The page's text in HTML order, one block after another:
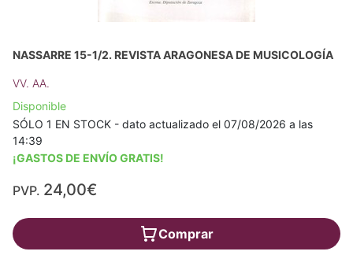
NASSARRE 15-1/2. REVISTA ARAGONESA DE MUSICOLOGÍA
VV. AA.
Disponible
SÓLO 1 EN STOCK - dato actualizado el 07/08/2026 a las
14:39
¡GASTOS DE ENVÍO GRATIS!
PVP. 24,00€
Comprar